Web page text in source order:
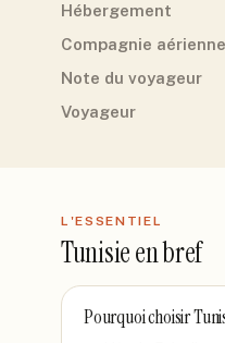
Hébergement
Compagnie aérienne
Note du voyageur
Voyageur
L'ESSENTIEL
Tunisieen bref
Pourquoi choisir